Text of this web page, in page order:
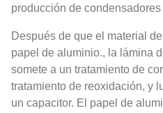
producción de
Después de que el material
papel de aluminio., la lámina
somete a un tratamiento de
tratamiento de reoxidación, y
un capacitor. El papel de